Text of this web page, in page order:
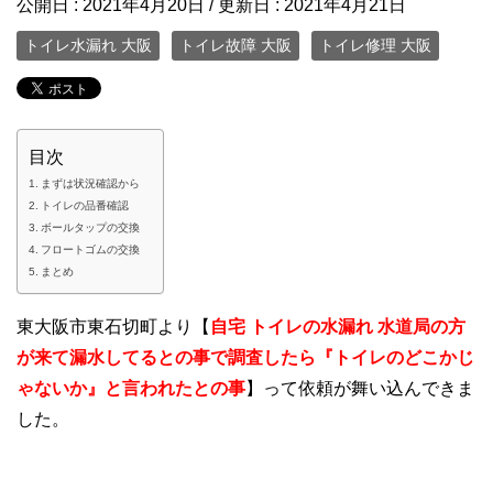
公開日 : 2021年4月20日 / 更新日 : 2021年4月21日
トイレ水漏れ 大阪 トイレ故障 大阪 トイレ修理 大阪
目次
まずは状況確認から
トイレの品番確認
ボールタップの交換
フロートゴムの交換
まとめ
東大阪市東石切町より【 自宅 トイレの水漏れ 水道局の方
が来て漏水してるとの事で調査したら『トイレのどこかじ
ゃないか』と言われたとの事】って依頼が舞い込んできま
した。